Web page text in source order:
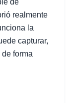
de
realmente
la
capturar,
forma